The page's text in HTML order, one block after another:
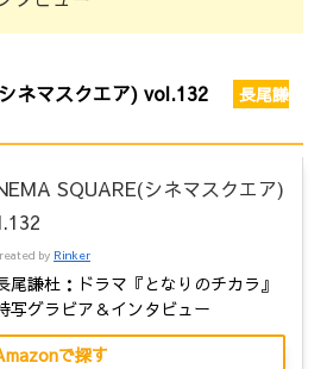
ネマスクエア) vol.132
長尾謙
SQUARE(シネマスクエア)
by Rinker
尾謙杜：ドラマ『となりのチカラ』
写グラビア＆インタビュー
で探す